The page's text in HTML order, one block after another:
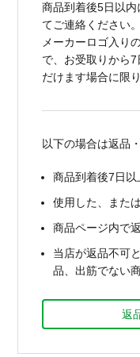
商品到着後5日以
てご連絡ください。
メーカーロゴ入り
で、お受取りから
だけます場合に限
以下の場合は返品
商品到着後7日
使用した、また
商品ページ内で
当店が返品不可
品、出筋でない
返